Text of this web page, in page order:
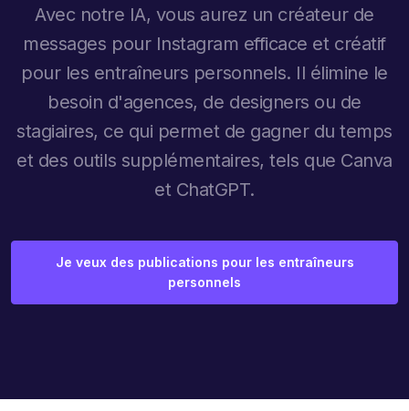
Avec notre IA, vous aurez un créateur de
messages pour Instagram efficace et créatif
pour les entraîneurs personnels. Il élimine le
besoin d'agences, de designers ou de
stagiaires, ce qui permet de gagner du temps
et des outils supplémentaires, tels que Canva
et ChatGPT.
Je veux des publications pour les entraîneurs
personnels